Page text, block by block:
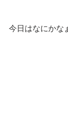
今日はなにかな